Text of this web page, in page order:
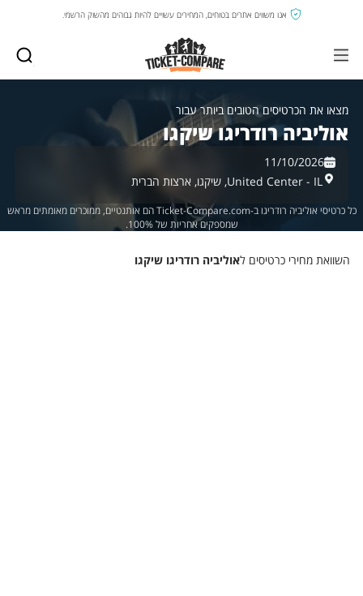
אנו משווים אתרים בטוחים, המחירים עשויים להיות גבוהים מהשוק הרשמי.
מצאו את הכרטיסים הטובים ביותר עבור
אוליביה רודריגו שיקגו
11/10/2026
United Center - IL, שיקגו, ארצות הברית
כל כרטיסי אוליביה רודריגו ב-Ticket-Compare.com הם אותנטיים, ממוכרים מאומתים מראש
שמספקים אחריות של 100%.
השוואת מחירי כרטיסים לאוליביה רודריגו שיקגו